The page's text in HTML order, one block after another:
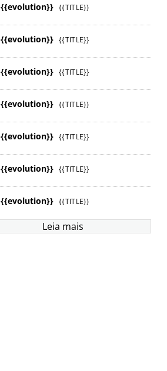
{{evolution}} {{TITLE}}
{{evolution}} {{TITLE}}
{{evolution}} {{TITLE}}
{{evolution}} {{TITLE}}
{{evolution}} {{TITLE}}
{{evolution}} {{TITLE}}
{{evolution}} {{TITLE}}
Leia mais